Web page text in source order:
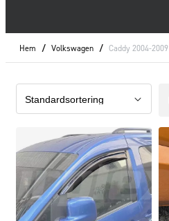
Hem / Volkswagen / Caddy 2004-2009